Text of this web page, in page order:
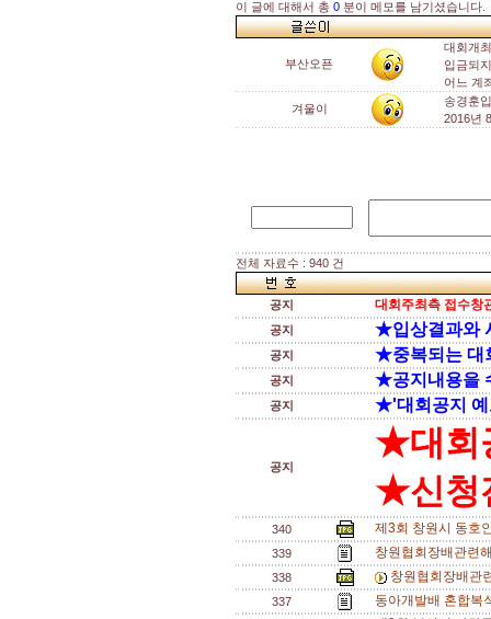
이 글에 대해서 총 0 분이 메모를 남기셨습니다.
부산오픈
대회개
입금되
어느 계
겨울이
송경훈
2016년
전체 자료수 : 940 건
공지 대회주최측 접수창
공지 ★입상결과와
공지 ★중복되는 대
공지 ★공지내용을
공지 ★'대회공지 예
공지
★대회
★신청
340 제3회 창원시 동호
339 창원협회장배관련
338 창원협회장배관
337 동아개발배 혼합